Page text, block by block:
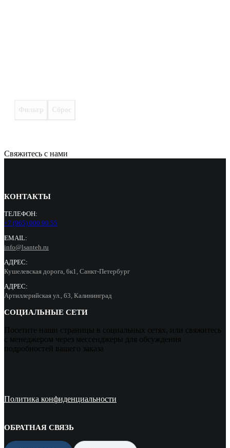
Свяжитесь с нами
КОНТАКТЫ
ТЕЛЕФОН:
+7 (965) 000 90 55
EMAIL:
info@lsanteh.ru
АДРЕС:
Кушелевская дорога, 6к1, Санкт-Петербург
АДРЕС:
Артиллерийская ул., 63, Калининград
СОЦИАЛЬНЫЕ СЕТИ
Посетите наши страницы в социальных сетях, или свяжитесь
с менеджером через мессенджеры для обсуждения
подробностей вашего заказа
Политика конфиденциальности
ОБРАТНАЯ СВЯЗЬ